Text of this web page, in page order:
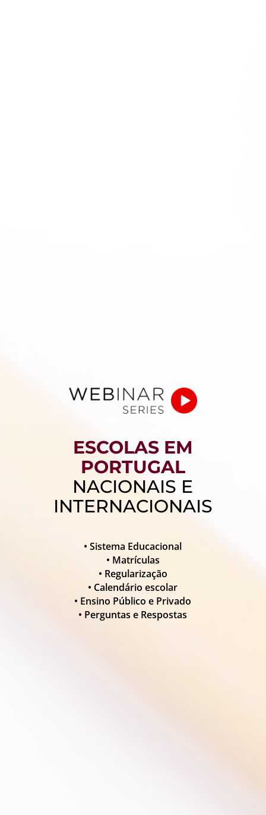
ESCOLAS EM
PORTUGAL
NACIONAIS E
INTERNACIONAIS
• Sistema Educacional
• Matrículas
• Regularização
• Calendário escolar
• Ensino Público e Privado
• Perguntas e Respostas